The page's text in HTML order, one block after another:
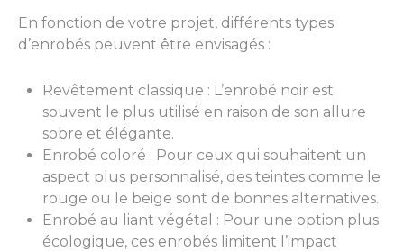
En fonction de votre projet, différents types
d’enrobés peuvent être envisagés :
Revêtement classique : L’enrobé noir est
souvent le plus utilisé en raison de son allure
sobre et élégante.
Enrobé coloré : Pour ceux qui souhaitent un
aspect plus personnalisé, des teintes comme le
rouge ou le beige sont de bonnes alternatives.
Enrobé au liant végétal : Pour une option plus
écologique, ces enrobés limitent l’impact